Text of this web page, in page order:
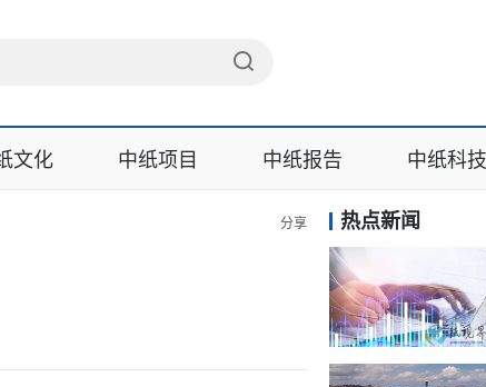
文化 中纸项目 中纸报告 中纸科技
分享 热点新闻